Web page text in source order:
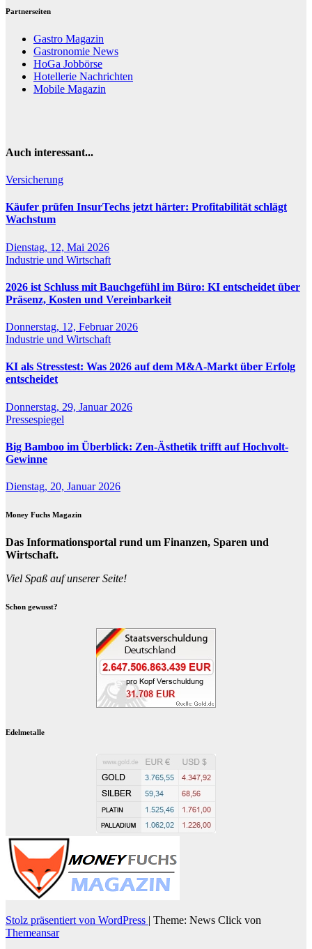
Partnerseiten
Gastro Magazin
Gastronomie News
HoGa Jobbörse
Hotellerie Nachrichten
Mobile Magazin
Auch interessant...
Versicherung
Käufer prüfen InsurTechs jetzt härter: Profitabilität schlägt
Wachstum
Dienstag, 12, Mai 2026
Industrie und Wirtschaft
2026 ist Schluss mit Bauchgefühl im Büro: KI entscheidet über
Präsenz, Kosten und Vereinbarkeit
Donnerstag, 12, Februar 2026
Industrie und Wirtschaft
KI als Stresstest: Was 2026 auf dem M&A-Markt über Erfolg
entscheidet
Donnerstag, 29, Januar 2026
Pressespiegel
Big Bamboo im Überblick: Zen-Ästhetik trifft auf Hochvolt-
Gewinne
Dienstag, 20, Januar 2026
Money Fuchs Magazin
Das Informationsportal rund um Finanzen, Sparen und
Wirtschaft.
Viel Spaß auf unserer Seite!
Schon gewusst?
Edelmetalle
Stolz präsentiert von WordPress | Theme: News Click von
Themeansar